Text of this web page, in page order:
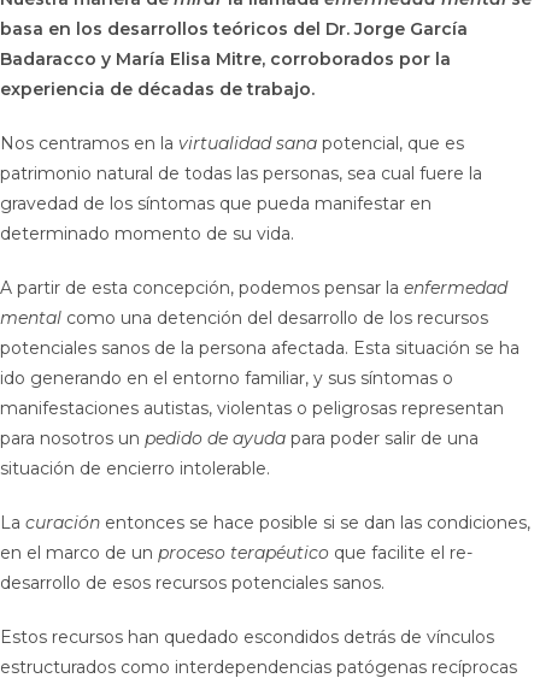
basa en los desarrollos teóricos del Dr. Jorge García
Badaracco y María Elisa Mitre, corroborados por la
experiencia de décadas de trabajo.
Nos centramos en la virtualidad sana potencial, que es
patrimonio natural de todas las personas, sea cual fuere la
gravedad de los síntomas que pueda manifestar en
determinado momento de su vida.
A partir de esta concepción, podemos pensar la enfermedad
mental como una detención del desarrollo de los recursos
potenciales sanos de la persona afectada. Esta situación se ha
ido generando en el entorno familiar, y sus síntomas o
manifestaciones autistas, violentas o peligrosas representan
para nosotros un pedido de ayuda para poder salir de una
situación de encierro intolerable.
La curación entonces se hace posible si se dan las condiciones,
en el marco de un proceso terapéutico que facilite el re-
desarrollo de esos recursos potenciales sanos.
Estos recursos han quedado escondidos detrás de vínculos
estructurados como interdependencias patógenas recíprocas